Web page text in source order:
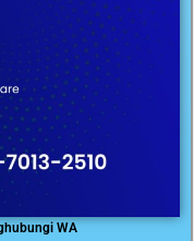
WA